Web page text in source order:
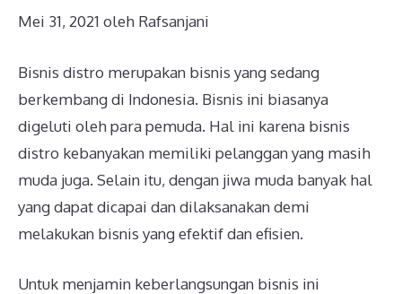
Mei 31, 2021 oleh Rafsanjani
Bisnis distro merupakan bisnis yang sedang
berkembang di Indonesia. Bisnis ini biasanya
digeluti oleh para pemuda. Hal ini karena bisnis
distro kebanyakan memiliki pelanggan yang masih
muda juga. Selain itu, dengan jiwa muda banyak hal
yang dapat dicapai dan dilaksanakan demi
melakukan bisnis yang efektif dan efisien.
Untuk menjamin keberlangsungan bisnis ini